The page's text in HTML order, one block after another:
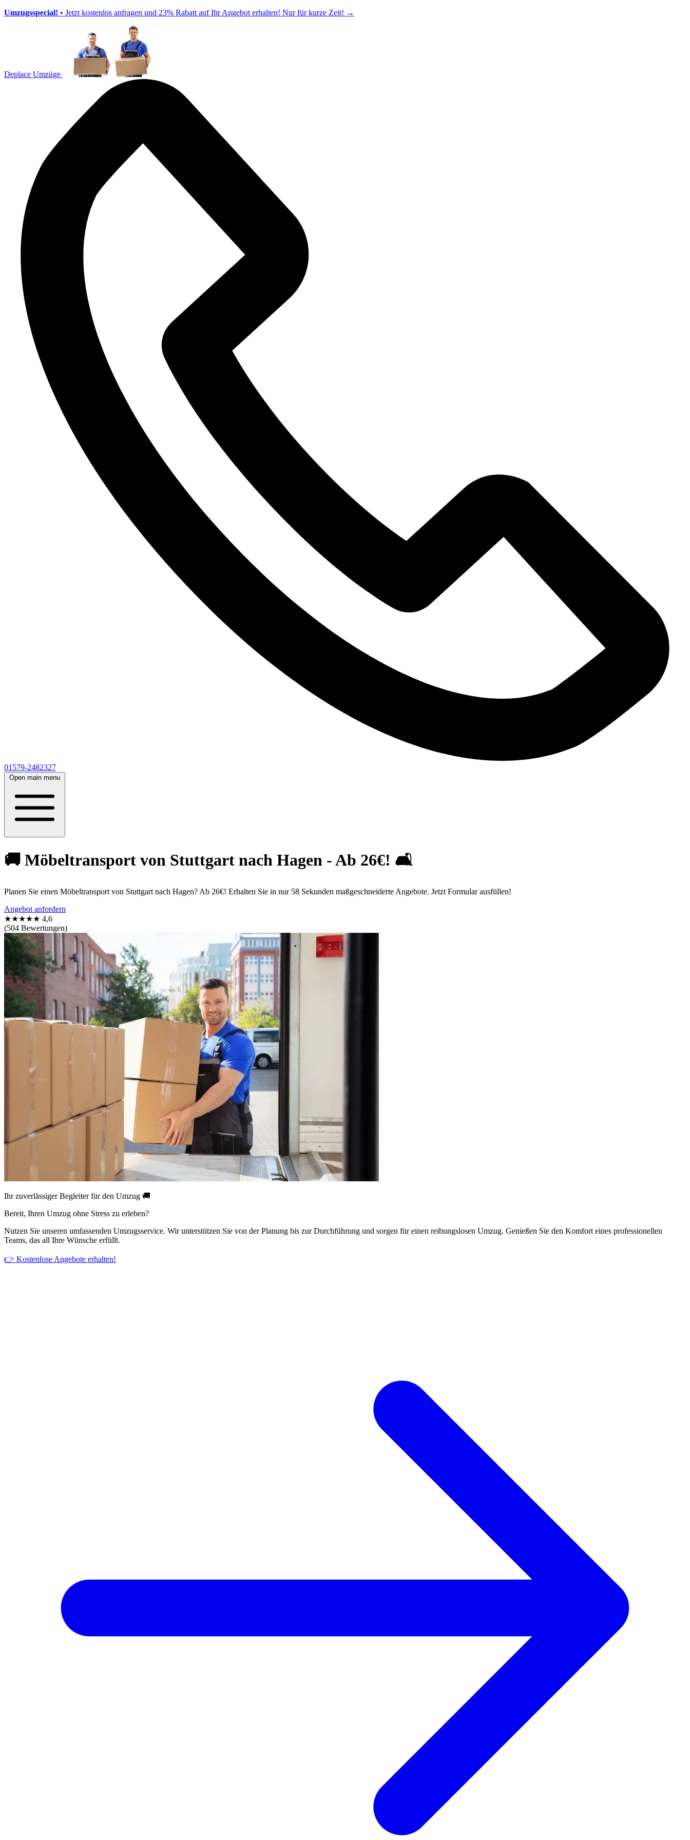
Umzugsspecial! • Jetzt kostenlos anfragen und 23% Rabatt auf Ihr Angebot erhalten! Nur für kurze Zeit! →
Deplace Umzüge
01579-2482327
Open main menu
🚚 Möbeltransport von Stuttgart nach Hagen - Ab 26€! 🛋️
Planen Sie einen Möbeltransport von Stuttgart nach Hagen? Ab 26€! Erhalten Sie in nur 58 Sekunden maßgeschneiderte Angebote. Jetzt Formular ausfüllen!
Angebot anfordern
★★★★★ 4,6
(504 Bewertungen)
Ihr zuverlässiger Begleiter für den Umzug 🚚
Bereit, Ihren Umzug ohne Stress zu erleben?
Nutzen Sie unseren umfassenden Umzugsservice. Wir unterstützen Sie von der Planung bis zur Durchführung und sorgen für einen reibungslosen Umzug. Genießen Sie den Komfort eines professionellen
Teams, das all Ihre Wünsche erfüllt.
👉 Kostenlose Angebote erhalten!